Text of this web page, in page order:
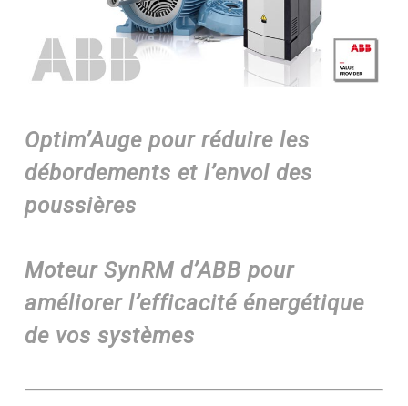
Optim’Auge pour réduire les
débordements et l’envol des
poussières
Moteur SynRM d’ABB pour
améliorer l’efficacité énergétique
de vos systèmes